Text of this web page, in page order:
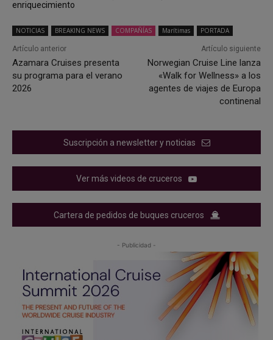
enriquecimiento
NOTICIAS BREAKING NEWS COMPAÑÍAS Marítimas PORTADA
Artículo anterior
Azamara Cruises presenta
su programa para el verano
2026
Artículo siguiente
Norwegian Cruise Line lanza
«Walk for Wellness» a los
agentes de viajes de Europa
continenal
Suscripción a newsletter y noticias
Ver más videos de cruceros
Cartera de pedidos de buques cruceros
- Publicidad -